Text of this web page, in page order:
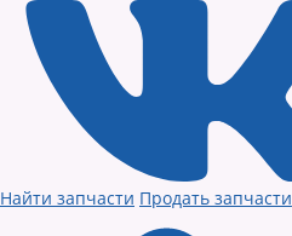
Найти запчасти Продать запчасти